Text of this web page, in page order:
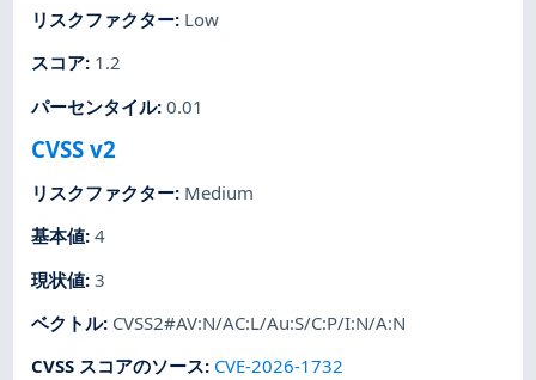
リスクファクター: Low
スコア: 1.2
パーセンタイル:0.01
CVSS v2
リスクファクター: Medium
基本値:4
現状値:3
ベクトル: CVSS2#AV:N/AC:L/Au:S/C:P/I:N/A:N
CVSS スコアのソース: CVE-2026-1732